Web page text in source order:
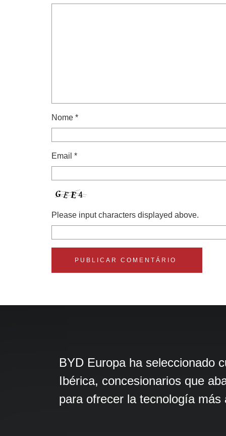
Nome *
Email *
Please input characters displayed above.
BYD Europa ha seleccionado
Ibérica, concesionarios que
para ofrecer la tecnología